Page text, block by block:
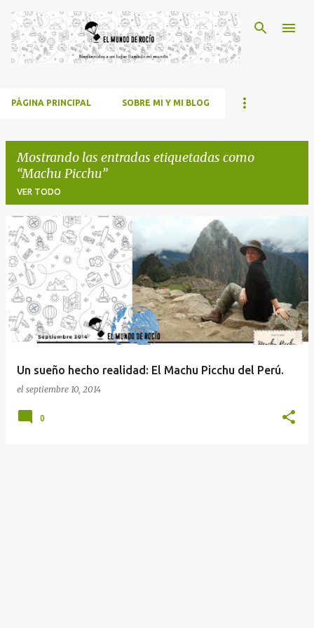
Ir al contenido principal
PÁGINA PRINCIPAL SOBRE MI Y MI BLOG
Mostrando las entradas etiquetadas como
Machu Picchu
VER TODO
E
n
a
Un sueño hecho realidad: El Machu Picchu del Perú.
el septiembre 10, 2014
0